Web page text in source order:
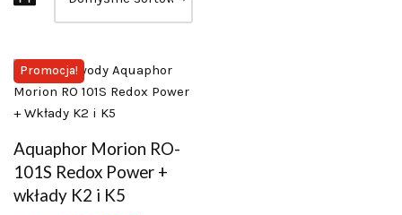
Promocja!
Aquaphor Morion RO-
101S Redox Power +
wkłady K2 i K5